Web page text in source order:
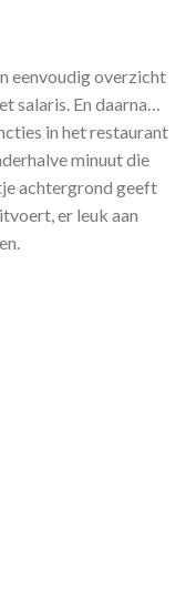
eenvoudig overzicht
salaris. En daarna…
in het restaurant
minuut die
achtergrond geeft
er leuk aan